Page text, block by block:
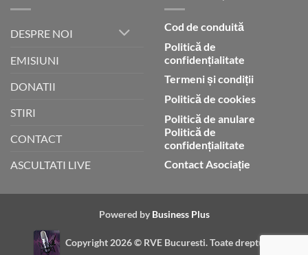
DESPRE NOI
EMISIUNI
DONATII
STIRI
CONTACT
ASCULTATI LIVE
Cod de conduită
Politică de
confidențialitate
Termeni și condiții
Politică de cookies
Politică de anulare
Politică de
confidențialitate
Contact Asociație
Powered by Business Plus
Copyright 2026 © RVE Bucuresti. Toate drepturile